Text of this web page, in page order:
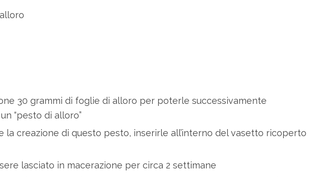
30 grammi di foglie di alloro per poterle successivamente
“pesto di alloro”
la creazione di questo pesto, inserirle all’interno del vasetto ricoperto
lasciato in macerazione per circa 2 settimane